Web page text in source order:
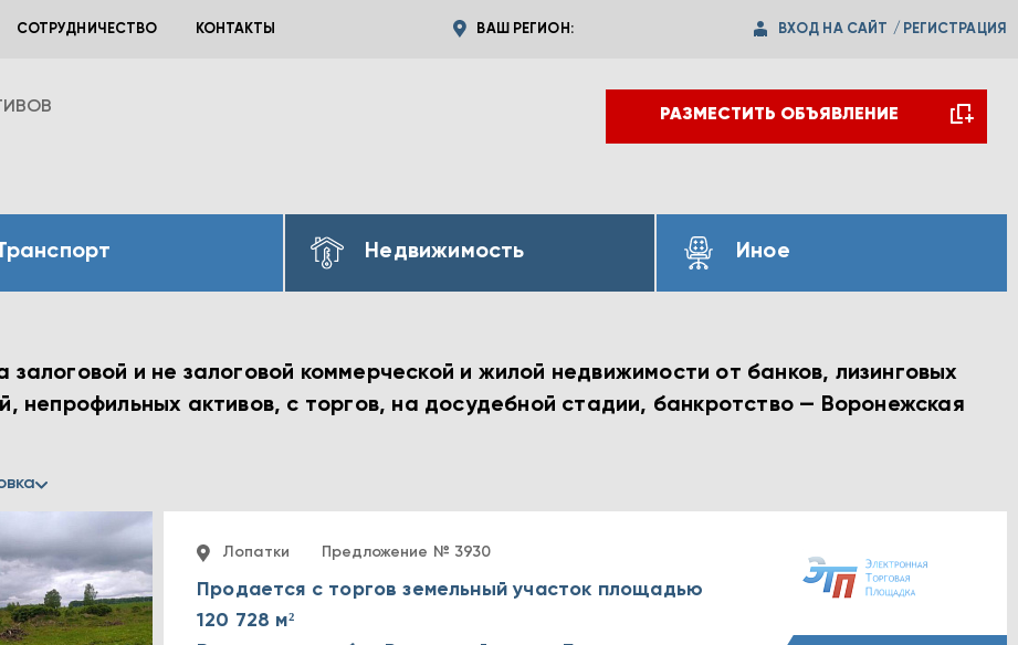
СОТРУДНИЧЕСТВО КОНТАКТЫ ВАШ РЕГИОН: ВХОД НА САЙТ / РЕГИСТРАЦИЯ
РАЗМЕСТИТЬ ОБЪЯВЛЕНИЕ
Недвижимость Иное
залоговой и не залоговой коммерческой и жилой недвижимости от банков, лизинговых
непрофильных активов, с торгов, на досудебной стадии, банкротство — Воронежская
Лопатки Предложение № 3930
Продается с торгов земельный участок площадью
120 728 м²